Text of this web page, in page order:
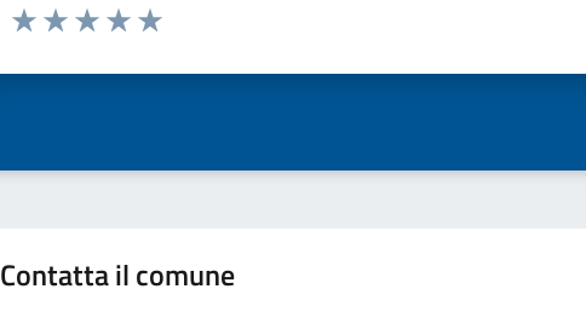
Valuta da 1 a 5 stelle la pagina
Contatta il comune